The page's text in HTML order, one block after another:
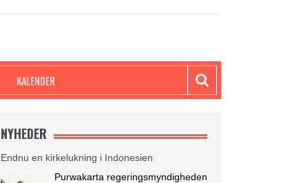
KALENDER
NYHEDER
Endnu en kirkelukning i Indonesien
Purwakarta regeringsmyndigheden